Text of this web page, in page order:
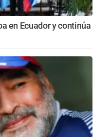
en Ecuador y continúa